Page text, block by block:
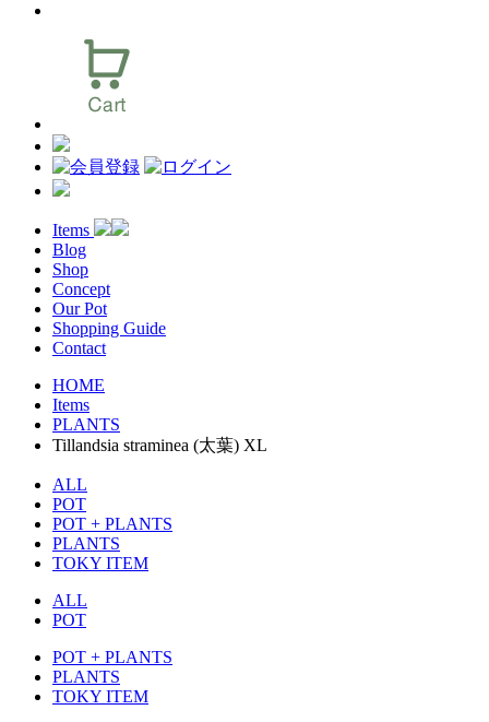
Items
Blog
Shop
Concept
Our Pot
Shopping Guide
Contact
HOME
Items
PLANTS
Tillandsia straminea (太葉) XL
ALL
POT
POT + PLANTS
PLANTS
TOKY ITEM
ALL
POT
POT + PLANTS
PLANTS
TOKY ITEM